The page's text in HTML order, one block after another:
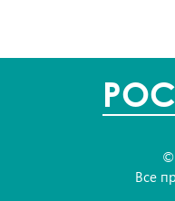
POC
©
Все